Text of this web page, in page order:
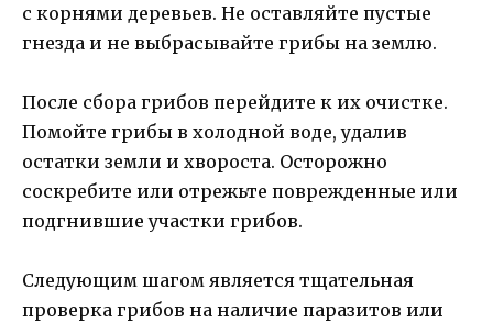
с корнями деревьев. Не оставляйте пустые
гнезда и не выбрасывайте грибы на землю.
После сбора грибов перейдите к их очистке.
Помойте грибы в холодной воде, удалив
остатки земли и хвороста. Осторожно
соскребите или отрежьте поврежденные или
подгнившие участки грибов.
Следующим шагом является тщательная
проверка грибов на наличие паразитов или